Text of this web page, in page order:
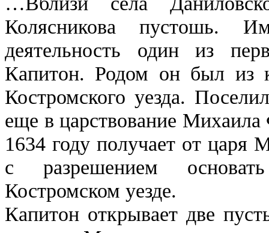
Колясникова пустошь.
деятельность один из
Капитон. Родом он был из
Костромского уезда.
еще в царствование
1634 году получает от царя
с разрешением
Костромском уезде.
Капитон открывает две